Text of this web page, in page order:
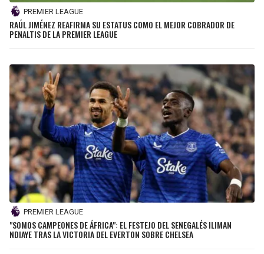
PREMIER LEAGUE
RAÚL JIMÉNEZ REAFIRMA SU ESTATUS COMO EL MEJOR COBRADOR DE
PENALTIS DE LA PREMIER LEAGUE
PREMIER LEAGUE
"SOMOS CAMPEONES DE ÁFRICA": EL FESTEJO DEL SENEGALÉS ILIMAN
NDIAYE TRAS LA VICTORIA DEL EVERTON SOBRE CHELSEA